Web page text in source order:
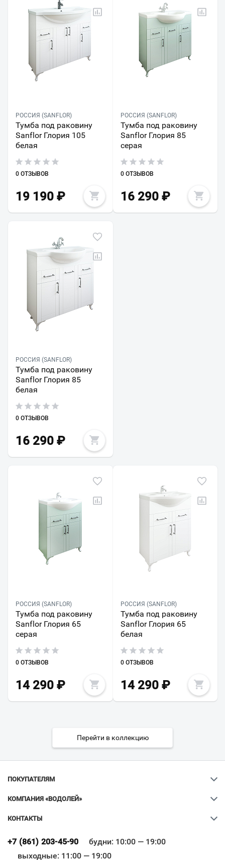
РОССИЯ (SANFLOR)
Тумба под раковину
Sanflor Глория 105
белая
0 ОТЗЫВОВ
19 190 ₽
РОССИЯ (SANFLOR)
Тумба под раковину
Sanflor Глория 85
серая
0 ОТЗЫВОВ
16 290₽
РОССИЯ (SANFLOR)
Тумба под раковину
Sanflor Глория 85
белая
0 ОТЗЫВОВ
16 290 ₽
РОССИЯ (SANFLOR)
Тумба под раковину
Sanflor Глория 65
серая
0 ОТЗЫВОВ
14 290 ₽
РОССИЯ (SANFLOR)
Тумба под раковину
Sanflor Глория 65
белая
0 ОТЗЫВОВ
14 290₽
Перейти в коллекцию
ПОКУПАТЕЛЯМ
КОМПАНИЯ «ВОДОЛЕЙ»
КОНТАКТЫ
+7 (861) 203-45-90
будни: 10:00 — 19:00
выходные: 11:00 — 19:00
Всё верно